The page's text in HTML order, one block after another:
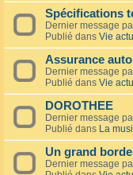
Spécifications
Dernier message
Publié dans Vie
Assurance
Dernier message
Publié dans Vie
DOROTHEE
Dernier message
Publié dans La
Un grand
Dernier message